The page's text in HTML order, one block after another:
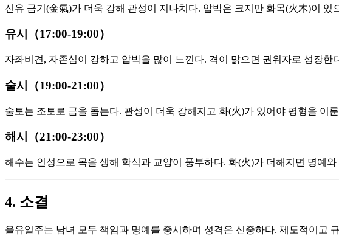
신유 금기(金氣)가 더욱 강해 관성이 지나치다. 압박은 크지만 화목(火木)이 있
유시（17:00-19:00）
자좌비견, 자존심이 강하고 압박을 많이 느낀다. 격이 맑으면 권위자로 성장한
술시（19:00-21:00）
술토는 조토로 금을 돕는다. 관성이 더욱 강해지고 화(火)가 있어야 평형을 이
해시（21:00-23:00）
해수는 인성으로 목을 생해 학식과 교양이 풍부하다. 화(火)가 더해지면 명예와
4. 소결
을유일주는 남녀 모두 책임과 명예를 중시하며 성격은 신중하다. 제도적이고